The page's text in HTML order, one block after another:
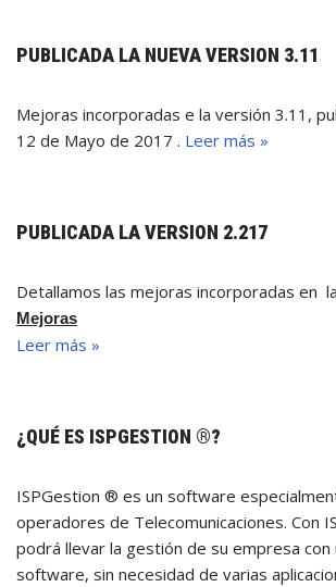
PUBLICADA LA NUEVA VERSION 3.11
Mejoras incorporadas e la versión 3.11,
12 de Mayo de 2017 . Leer más »
PUBLICADA LA VERSION 2.217
Detallamos las mejoras incorporadas en
Mejoras
Leer más »
¿QUÉ ES ISPGESTION ®?
ISPGestion ® es un software
operadores de Telecomunicaciones. Con
podrá llevar la gestión de su empresa con
software, sin necesidad de varias